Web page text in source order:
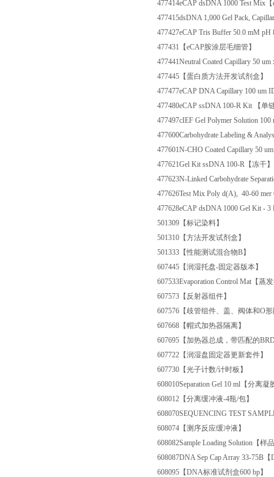
477414eCAP dsDNA 1000 Test Mix
477415dsDNA 1,000 Gel Pack,
477427eCAP Tris Buffer 50.0 mM
477431 【eCAP胺涂层毛细管】
477441Neutral Coated Capillary 50
477445 【蛋白质方法开发试剂盒】
477477eCAP DNA Capillary 100 um
477480eCAP ssDNA 100-R Kit 【单
477497cIEF Gel Polymer Solution
477600Carbohydrate Labeling &
477601N-CHO Coated Capillary 50
477621Gel Kit ssDNA 100-R【冻干】
477623N-Linked Carbohydrate
477626Test Mix Poly d(A), 40-60
477628eCAP dsDNA 1000 Gel Kit -
501309 【标记染料】
501310 【方法开发试剂盒】
501333 【性能测试混合物B】
607445 【润湿托盘-固定器版本】
607533Evaporation Control Mat【蒸
607573 【反射器组件】
607576 【歧管组件、盖、阀体和O
607668 【帽式加热器隔离】
607695 【加热器总成，带匹配的
607722 【润湿盘固定器更新套件】
607730 【光子计数/计时板】
608010Separation Gel 10 ml【分离凝
608012 【分离缓冲液-4瓶/包】
608070SEQUENCING TEST
608074 【测序反应缓冲液】
608082Sample Loading Solution【样
608087DNA Sep Cap Array 33-75B
608095 【DNA标准试剂盒600 bp】